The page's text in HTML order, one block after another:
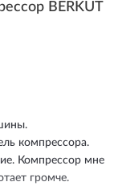
BERKUT
компрессора.
Компрессор мне
громче.